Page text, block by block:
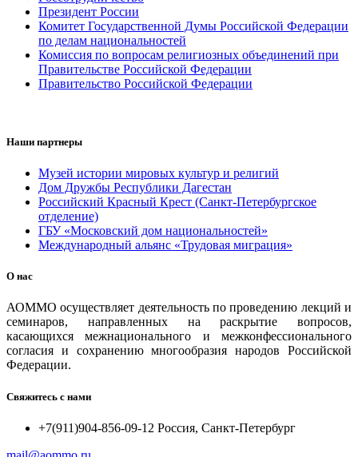
Президент России
Комитет Государственной Думы Российской Федерации
по делам национальностей
Комиссия по вопросам религиозных объединений при
Правительстве Российской Федерации
Правительство Российской Федерации
Наши партнеры
Музей истории мировых культур и религий
Дом Дружбы Республики Дагестан
Российский Красный Крест (Санкт-Петербургское
отделение)
ГБУ «Московский дом национальностей»
Международный альянс «Трудовая миграция»
О нас
АОММО осуществляет деятельность по проведению лекций и
семинаров, направленных на раскрытие вопросов,
касающихся межнационального и межконфессионального
согласия и сохранению многообразия народов Российской
Федерации.
Свяжитесь с нами
+7(911)904-856-09-12 Россия, Санкт-Петербург